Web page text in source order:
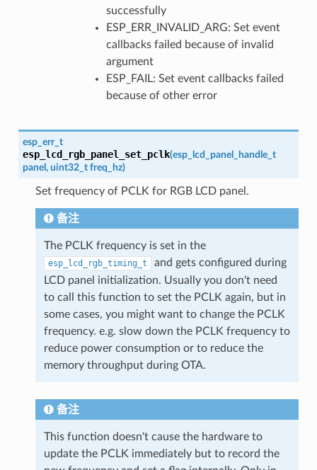
successfully
ESP_ERR_INVALID_ARG: Set event
callbacks failed because of invalid
argument
ESP_FAIL: Set event callbacks failed
because of other error
esp_err_t
esp_lcd_rgb_panel_set_pclk(esp_lcd_panel_handle_t
panel , uint32_t freq_hz)
Set frequency of PCLK for RGB LCD panel.
备注
The PCLK frequency is set in the
esp_lcd_rgb_timing_t
and gets configured during
LCD panel initialization. Usually you don't need
to call this function to set the PCLK again, but in
some cases, you might want to change the PCLK
frequency. e.g. slow down the PCLK frequency to
reduce power consumption or to reduce the
memory throughput during OTA.
备注
This function doesn't cause the hardware to
update the PCLK immediately but to record the